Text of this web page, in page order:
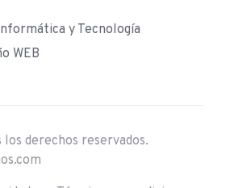
y Tecnología
WEB
derechos reservados.